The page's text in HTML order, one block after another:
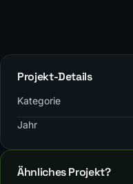
Projekt-Details
Kategorie
Jahr
Ähnliches Projekt?